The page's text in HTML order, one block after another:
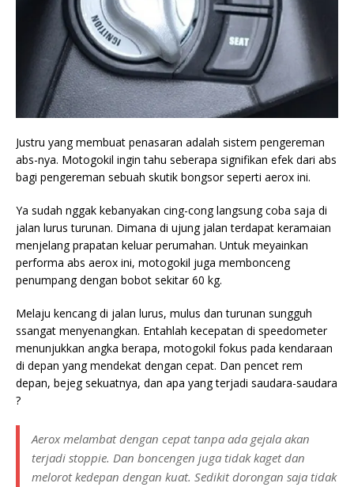
Justru yang membuat penasaran adalah sistem pengereman
abs-nya. Motogokil ingin tahu seberapa signifikan efek dari abs
bagi pengereman sebuah skutik bongsor seperti aerox ini.
Ya sudah nggak kebanyakan cing-cong langsung coba saja di
jalan lurus turunan. Dimana di ujung jalan terdapat keramaian
menjelang prapatan keluar perumahan. Untuk meyainkan
performa abs aerox ini, motogokil juga membonceng
penumpang dengan bobot sekitar 60 kg.
Melaju kencang di jalan lurus, mulus dan turunan sungguh
ssangat menyenangkan. Entahlah kecepatan di speedometer
menunjukkan angka berapa, motogokil fokus pada kendaraan
di depan yang mendekat dengan cepat. Dan pencet rem
depan, bejeg sekuatnya, dan apa yang terjadi saudara-saudara
?
Aerox melambat dengan cepat tanpa ada gejala akan
terjadi stoppie. Dan boncengen juga tidak kaget dan
melorot kedepan dengan kuat. Sedikit dorongan saja tidak